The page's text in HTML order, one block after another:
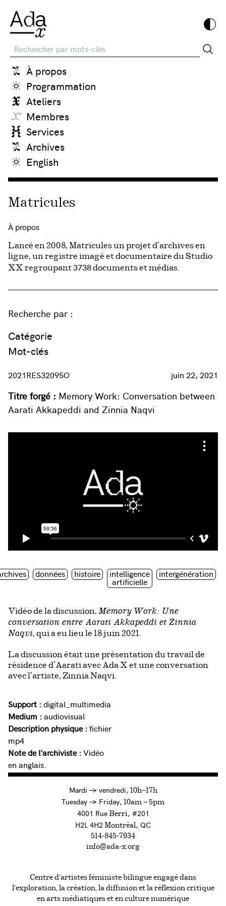
Recherche
À propos
Programmation
Ateliers
Membres
Services
Archives
English
Matricules
À propos
Lancé en 2008, Matricules un projet d’archives en
ligne, un registre imagé et documentaire du Studio
XX regroupant3738documents et médias.
Recherche par :
Catégorie
Mot-clés
2021RES32095O juin 22, 2021
Titre forgé : Memory Work: Conversation between
Aarati Akkapeddi and Zinnia Naqvi
données histoire intelligence
artificielle
intergénération
Vidéo de la discussion, Memory Work: Une
conversation entre Aarati Akkapeddi et Zinnia
Naqvi, qui a eu lieu le 18 juin 2021.
La discussion était une présentation du travail de
résidence d’Aarati avec Ada X et une conversation
avec l’artiste, Zinnia Naqvi.
Support :digital_multimedia
Medium :audiovisual
Description physique :fichier
mp4
Note de l'archiviste :Vidéo
en anglais.
Mardi →à
vendredi, 10h—17h
Tuesday →toFriday, 10am — 5pm
4001 RueBerri, #201
H2L 4H2 Montréal, QC
514-845-7934
info@ada-x.org
Centre d’artistes féministe bilingue engagé dans
l’exploration, la création, la diffusion et la réflexion critique
en arts médiatiques et en culture numérique